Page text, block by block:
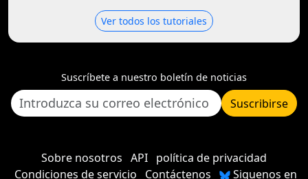
Ver todos los tutoriales
Suscríbete a nuestro boletín de noticias
Suscribirse
Sobre nosotros API política de privacidad
Condiciones de servicio
Contáctenos Siguenos en